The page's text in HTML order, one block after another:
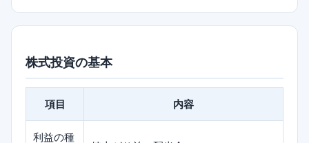
株式投資の基本
項目 内容
利益の種